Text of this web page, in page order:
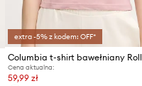
extra -5% z kodem: OFF*
Cena aktualna:
59,99 zł